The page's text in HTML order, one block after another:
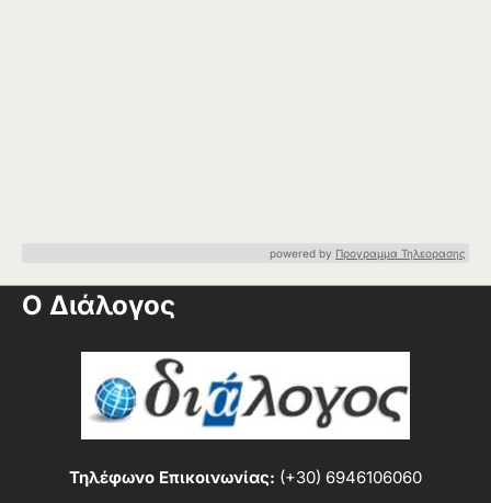
powered by Προγραμμα Τηλεορασης
Ο Διάλογος
Τηλέφωνο Επικοινωνίας: (+30) 6946106060